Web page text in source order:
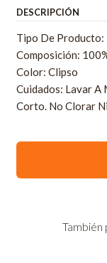
DESCRIPCIÓN
Tipo De Producto:
Composición:
Color: Clipso
Cuidados: Lavar A
Corto. No Clorar